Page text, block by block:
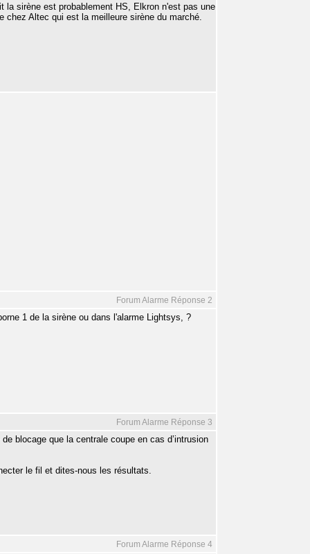
la sirène est probablement HS, Elkron n'est pas une
Altec qui est la meilleure sirène du marché.
Forum Alarme Réponse 2
1 de la sirène ou dans l'alarme Lightsys, ?
Forum Alarme Réponse 3
blocage que la centrale coupe en cas d’intrusion
le fil et dites-nous les résultats.
Forum Alarme Réponse 4